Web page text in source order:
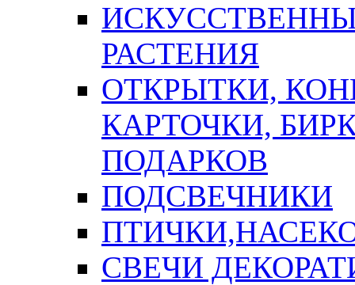
РАСТЕНИЯ
ОТКРЫТКИ,
КАРТОЧКИ,
ПОДАРКОВ
ПОДСВЕЧНИКИ
СВЕЧИ